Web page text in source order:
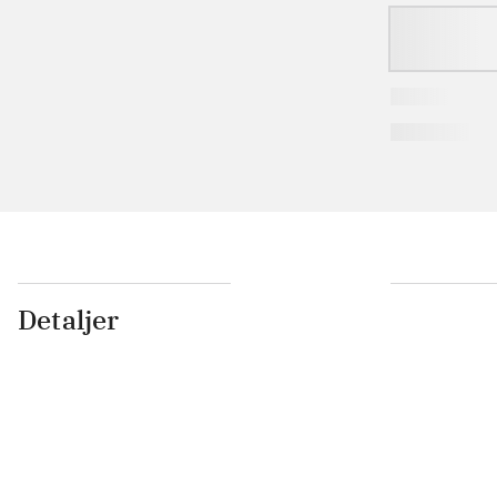
Detaljer